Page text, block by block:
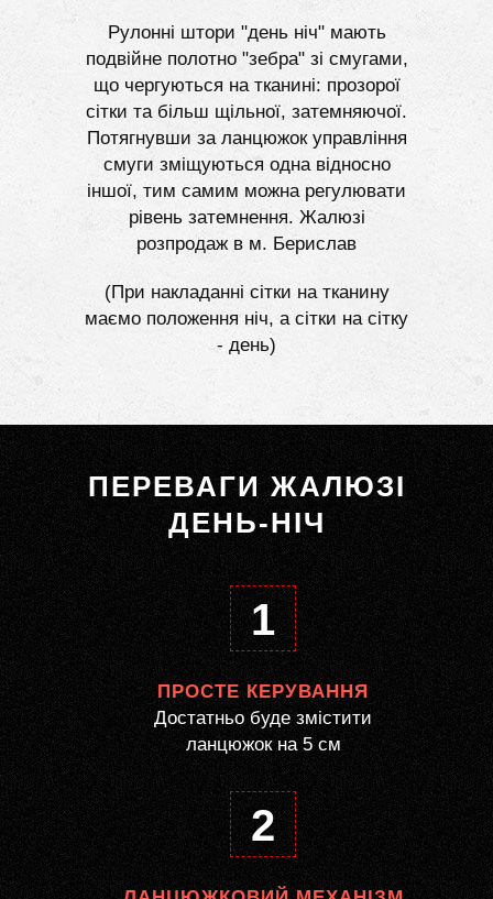
Рулонні штори "день ніч" мають
подвійне полотно "зебра" зі смугами,
що чергуються на тканині: прозорої
сітки та більш щільної, затемняючої.
Потягнувши за ланцюжок управління
смуги зміщуються одна відносно
іншої, тим самим можна регулювати
рівень затемнення. Жалюзі
розпродаж в м. Берислав
(При накладанні сітки на тканину
маємо положення ніч, а сітки на сітку
- день)
ПЕРЕВАГИ ЖАЛЮЗІ
ДЕНЬ-НІЧ
1
ПРОСТЕ КЕРУВАННЯ
Достатньо буде змістити
ланцюжок на 5 см
2